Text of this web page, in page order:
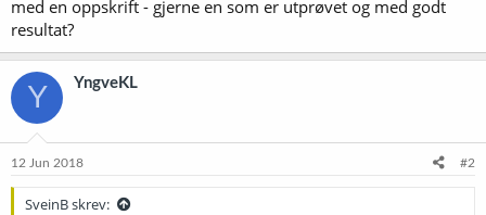
med en oppskrift - gjerne en som er utprøvet og med godt
resultat?
Y YngveKL
12 Jun 2018 #2
SveinB skrev: